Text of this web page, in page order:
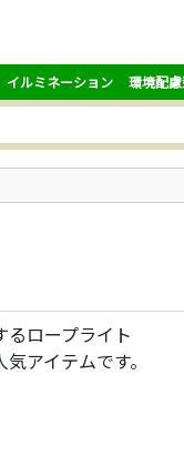
イルミネーション 環境配
ロープライト
アイテムです。